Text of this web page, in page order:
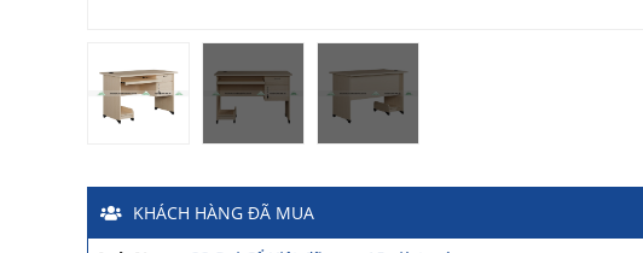
KHÁCH HÀNG ĐÃ MUA
Chị Hồng Anh-46 Tăng Bạt Hổ đã mua 2 giờ trước
Anh Quang
51 Ngô Quyền đã mua 4 giờ trước
Chị Nghi-47 Mai Hắc Đế đã mua 5 giờ trước
Anh Thảo
Yên Viên - Đông Anh đã mua 2 ngày trước
Chị Mai-Khu biệt thự Vincom Đường Hoa Lan đã mua 2 giờ trước
Anh Sơn-15 An Dương đã mua 1 ngày trước
Anh Nam-33 Đại Cổ Việt đã mua 15 giờ trước